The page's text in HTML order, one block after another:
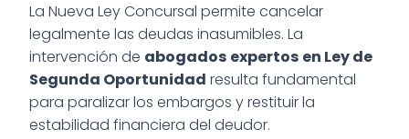
La Nueva Ley Concursal permite cancelar
legalmente las deudas inasumibles. La
intervención de abogados expertos en Ley de
Segunda Oportunidad resulta fundamental
para paralizar los embargos y restituir la
estabilidad financiera del deudor.